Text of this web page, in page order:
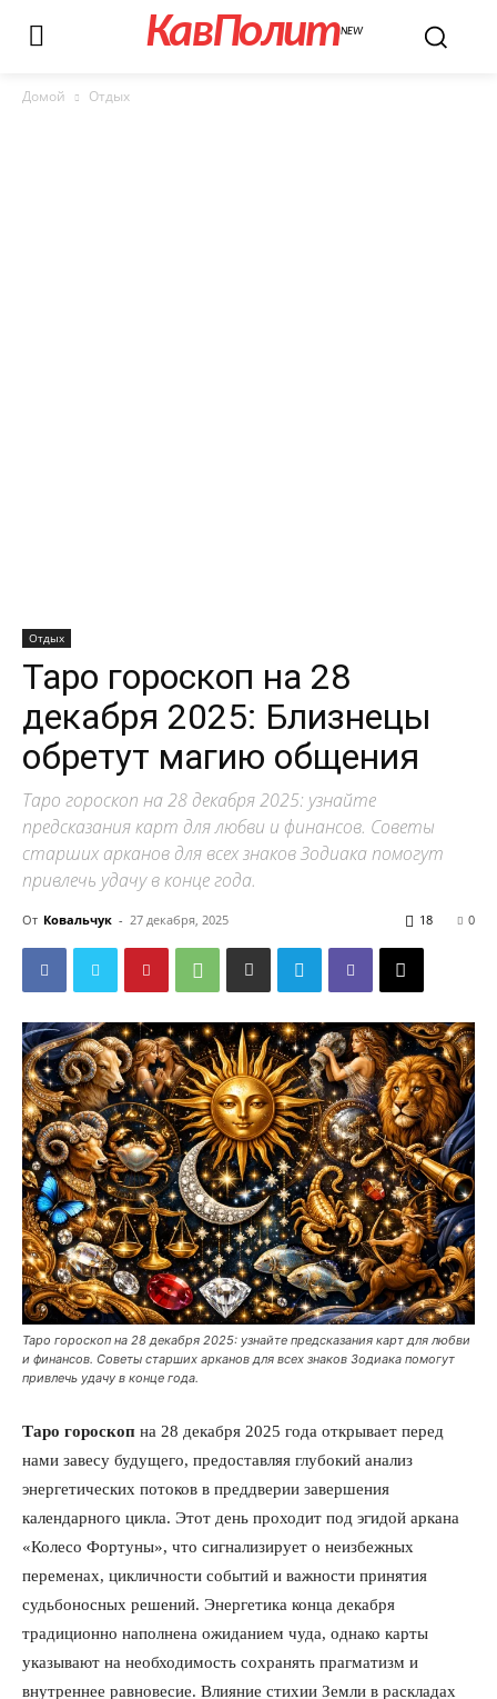
КавПолитNEW
Домой Отдых
Отдых
Таро гороскоп на 28
декабря 2025: Близнецы
обретут магию общения
Таро гороскоп на 28 декабря 2025: узнайте
предсказания карт для любви и финансов. Советы
старших арканов для всех знаков Зодиака помогут
привлечь удачу в конце года.
От Ковальчук - 27 декабря, 2025 0
18
Таро гороскоп на 28 декабря 2025: узнайте предсказания карт для любви
и финансов. Советы старших арканов для всех знаков Зодиака помогут
привлечь удачу в конце года.
Таро гороскоп на 28 декабря 2025 года открывает перед
нами завесу будущего, предоставляя глубокий анализ
энергетических потоков в преддверии завершения
календарного цикла. Этот день проходит под эгидой аркана
«Колесо Фортуны», что сигнализирует о неизбежных
переменах, цикличности событий и важности принятия
судьбоносных решений. Энергетика конца декабря
традиционно наполнена ожиданием чуда, однако карты
указывают на необходимость сохранять прагматизм и
внутреннее равновесие. Влияние стихии Земли в раскладах